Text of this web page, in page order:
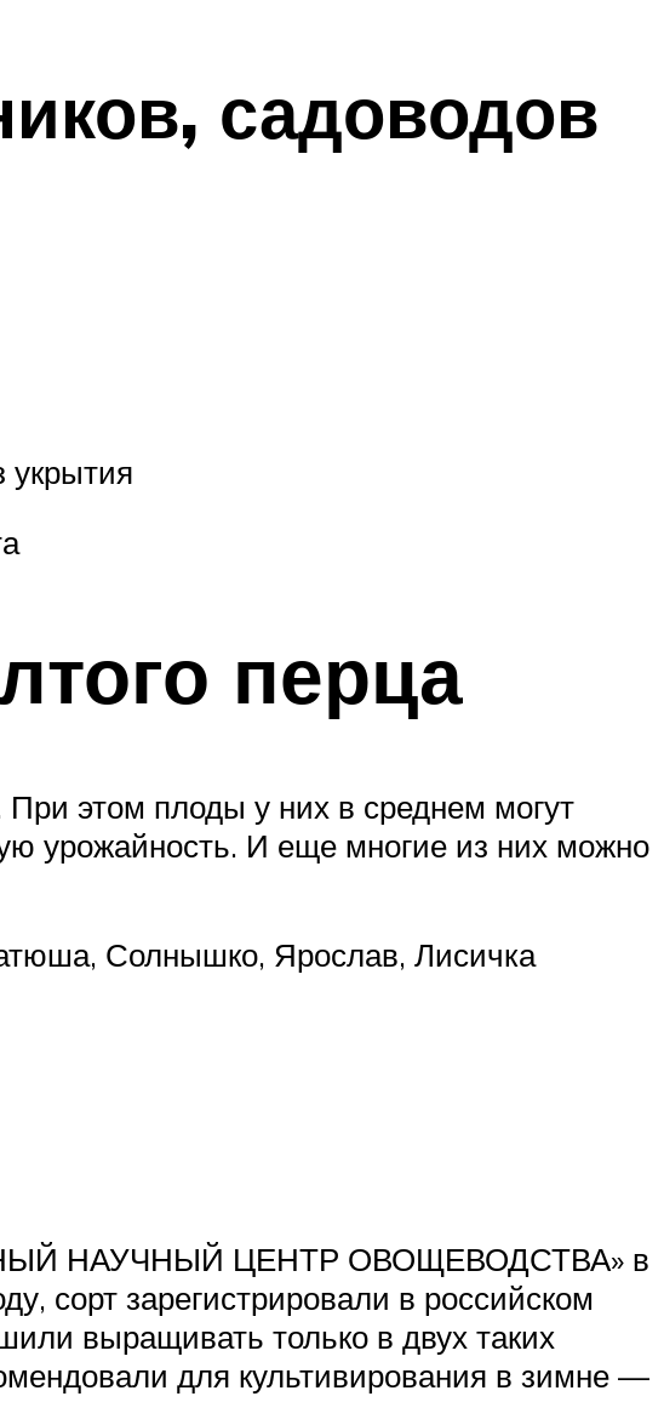
садоводов
укрытия
перца
этом плоды у них в среднем могут
урожайность. И еще многие из них можно
Солнышко, Ярослав, Лисичка
НАУЧНЫЙ ЦЕНТР ОВОЩЕВОДСТВА» в
сорт зарегистрировали в российском
выращивать только в двух таких
для культивирования в зимне —